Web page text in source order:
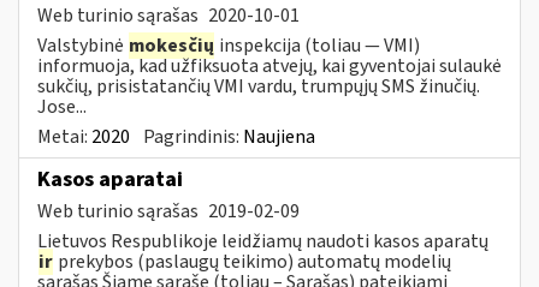
Web turinio sąrašas 2020-10-01
Valstybinė mokesčių inspekcija (toliau — VMI)
informuoja, kad užfiksuota atvejų, kai gyventojai sulaukė
sukčių, prisistatančių VMI vardu, trumpųjų SMS žinučių.
Jose...
Metai: 2020 Pagrindinis: Naujiena
Kasos aparatai
Web turinio sąrašas 2019-02-09
Lietuvos Respublikoje leidžiamų naudoti kasos aparatų
ir prekybos (paslaugų teikimo) automatų modelių
sąrašas Šiame sąraše (toliau – Sąrašas) pateikiami